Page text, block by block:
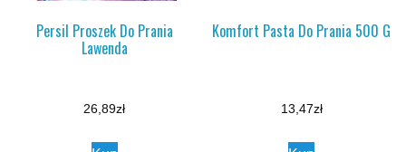
Persil Proszek Do Prania
Lawenda
26,89zł
Komfort Pasta Do Prania 500 G
13,47zł